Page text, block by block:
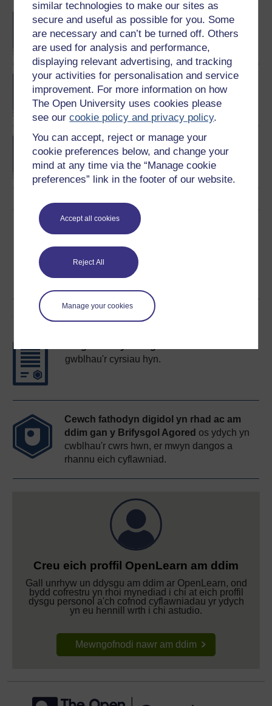
similar technologies to make our sites as
secure and useful as possible for you. Some
are necessary and can’t be turned off. Others
are used for analysis and performance,
displaying relevant advertising, and tracking
your activities for personalisation and service
improvement. For more information on how
The Open University uses cookies please
see ourcookie policy and privacy policy.
You can accept, reject or manage your
cookie preferences below, and change your
mind at any time via the “Manage cookie
preferences” link in the footer of our website.
Accept all cookies
Reject All
Manage your cookies
BA/BSc (Honours) Open
degree
MSc in Finance
BA (Honours) Business
Management
Rhannu'r cwrs am ddim hwn
Gwobrau'r cwrs
gwblhau'r cyrsiau hyn.
Cewch fathodyn digidol yn rhad ac am
ddim gan y Brifysgol Agored os ydych yn
cwblhau'r cwrs hwn, er mwyn dangos a
rhannu eich cyflawniad.
Creu eich proffil OpenLearn am ddim
Gall unrhyw un ddysgu am ddim ar OpenLearn, ond
bydd cofrestru yn rhoi mynediad i chi at eich proffil
dysgu personol a'ch cofnod cyflawniadau yr ydych
yn eu hennill wrth i chi astudio.
Mewngofnodi nawr am ddim